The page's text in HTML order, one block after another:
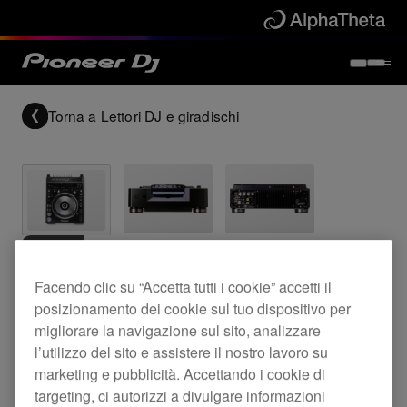
Torna a Lettori DJ e giradischi
Archived
Lettore CD/DVD per DJ professionale
DVJ-X1
Facendo clic su “Accetta tutti i cookie” accetti il
posizionamento dei cookie sul tuo dispositivo per
migliorare la navigazione sul sito, analizzare
l’utilizzo del sito e assistere il nostro lavoro su
marketing e pubblicità. Accettando i cookie di
targeting, ci autorizzi a divulgare informazioni